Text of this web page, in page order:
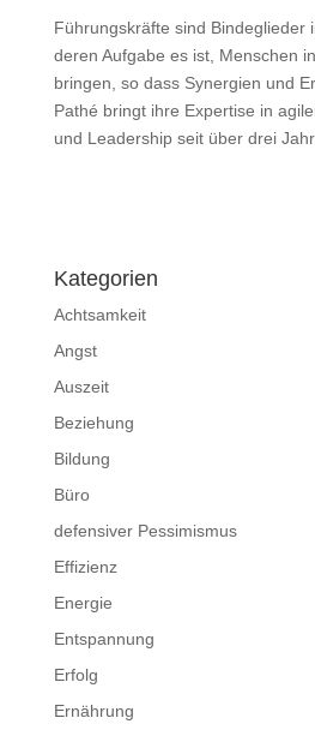
Führungskräfte sind Bindeglieder
deren Aufgabe es ist, Menschen
bringen, so dass Synergien und
Pathé bringt ihre Expertise in
und Leadership seit über drei
Kategorien
Achtsamkeit
Angst
Auszeit
Beziehung
Bildung
Büro
defensiver Pessimismus
Effizienz
Energie
Entspannung
Erfolg
Ernährung